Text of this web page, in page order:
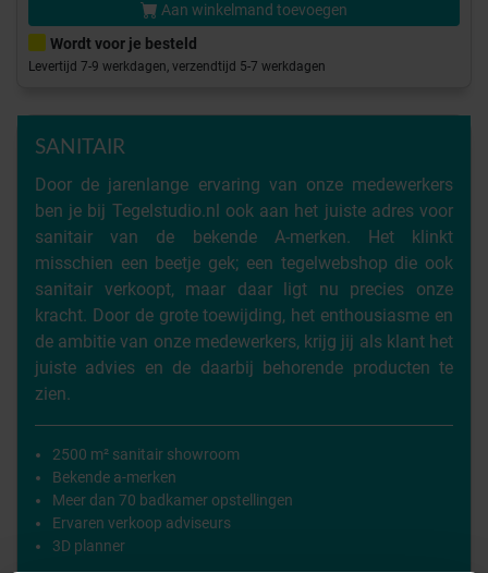
Aan winkelmand toevoegen
Wordt voor je besteld
Levertijd 7-9 werkdagen, verzendtijd 5-7 werkdagen
SANITAIR
Door de jarenlange ervaring van onze medewerkers
ben je bij Tegelstudio.nl ook aan het juiste adres voor
sanitair van de bekende A-merken. Het klinkt
misschien een beetje gek; een tegelwebshop die ook
sanitair verkoopt, maar daar ligt nu precies onze
kracht. Door de grote toewijding, het enthousiasme en
de ambitie van onze medewerkers, krijg jij als klant het
juiste advies en de daarbij behorende producten te
zien.
2500 m² sanitair showroom
Bekende a-merken
Meer dan 70 badkamer opstellingen
Ervaren verkoop adviseurs
3D planner